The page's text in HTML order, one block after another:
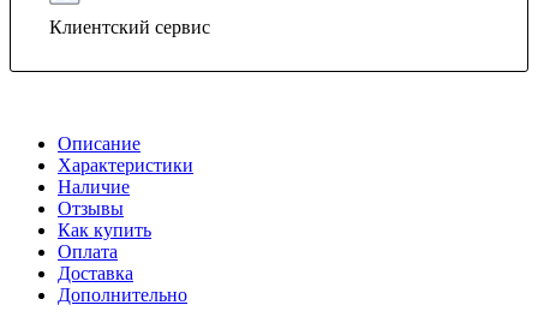
Клиентский сервис
Описание
Характеристики
Наличие
Отзывы
Как купить
Оплата
Доставка
Дополнительно